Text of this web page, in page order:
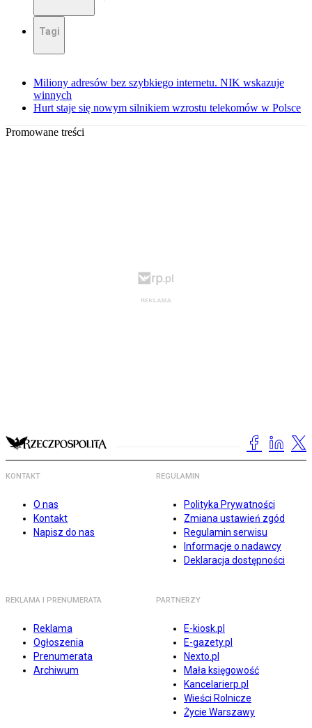
Tagi
Miliony adresów bez szybkiego internetu. NIK wskazuje
winnych
Hurt staje się nowym silnikiem wzrostu telekomów w Polsce
Promowane treści
KONTAKT
O nas
Kontakt
Napisz do nas
REGULAMIN
Polityka Prywatności
Zmiana ustawień zgód
Regulamin serwisu
Informacje o nadawcy
Deklaracja dostępności
REKLAMA I PRENUMERATA
Reklama
Ogłoszenia
Prenumerata
Archiwum
PARTNERZY
E-kiosk.pl
E-gazety.pl
Nexto.pl
Mała księgowość
Kancelarierp.pl
Wieści Rolnicze
Życie Warszawy